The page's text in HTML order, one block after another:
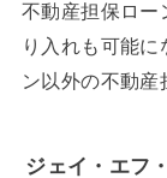
不動産担保ロー
り入れも可能
ン以外の不動産
ジェイ・エフ